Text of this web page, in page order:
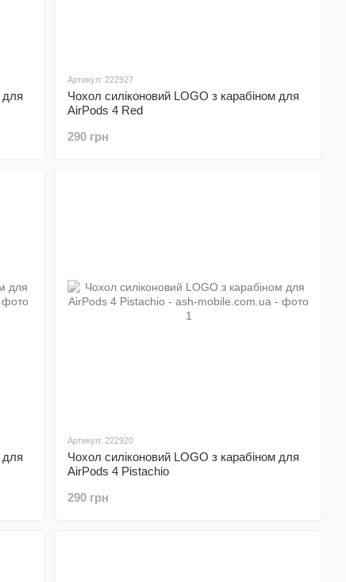
для
Артикул: 222927
Чохол силіконовий LOGO з карабіном для
AirPods 4 Red
290 грн
для
Артикул: 222920
Чохол силіконовий LOGO з карабіном для
AirPods 4 Pistachio
290 грн